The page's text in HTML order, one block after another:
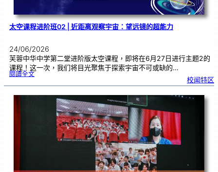
太空课程进阶班02 | 近距离观察宇宙：望远镜的超能力
24/06/2026
芙蓉中华中学第二堂进阶版太空课程，即将在6月27日进行主题2的
课程！这一次，我们将目光聚焦于探索宇宙不可或缺的…
閱讀全文:太
程
阶
班
校闻特区